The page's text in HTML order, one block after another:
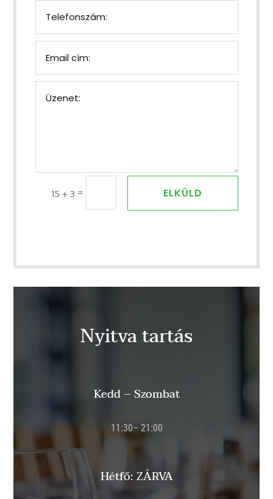
15 + 3 = ELKÜLD
Nyitva tartás
Kedd – Szombat
11:30– 21:00
Hétfő: ZÁRVA